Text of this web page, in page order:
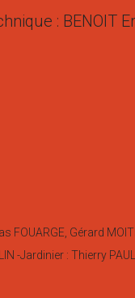
: BENOIT
Gérard
-Jardinier : Thierry